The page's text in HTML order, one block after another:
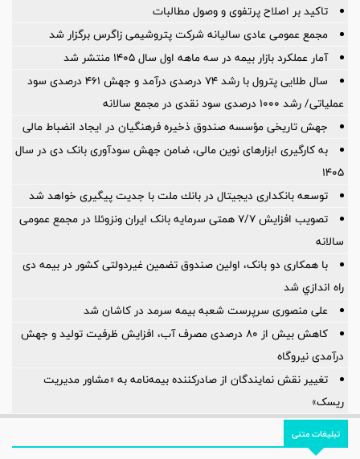
تاکید بر اصلاح پرتفوی و وصول مطالبات
مجمع عمومی عادی سالیانه شرکت پتروشیمی زاگرس برگزار شد
آمار عملكرد بازار بیمه در سه ماهه اول سال 1405 منتشر شد
سال طلایی پترول با رشد ۷۴ درصدی درآمد و جهش ۴۶۱ درصدی سود
عملیاتی/ رشد ۱۰۰۰ درصدی سود نقدی در مجمع سالانه
جهش تاریخی مؤسسه صندوق ذخیره فرهنگیان در ایجاد انضباط مالی
به کارگیری ابزارهای نوین مالی، ضامن جهش سودآوری بانک دی در سال
۱۴۰۵
توسعه بانكداری دیجیتال در بانك ملت با جدیت پیگیری خواهد شد ‌
تصویب افزایش ۷/۷ همتی سرمایه بانک ایران ونزوئلا در مجمع عمومی
سالانه
با همکاری دو بانک، اولین صندوق تضمین غیردولتی کشور در بیمه دی
راه اندازي شد
علی منصوری سرپرست شعبه بیمه سرمد در کاشان شد
کاهش بیش از ۸۰ درصدی مصرف آب، افزایش ظرفیت تولید و جهش
درآمدی نیروگاه
تغییر نقش نمایندگان از صادرکننده بیمه‌نامه به «مشاور مدیریت
ریسک»
تبلیغات متنی